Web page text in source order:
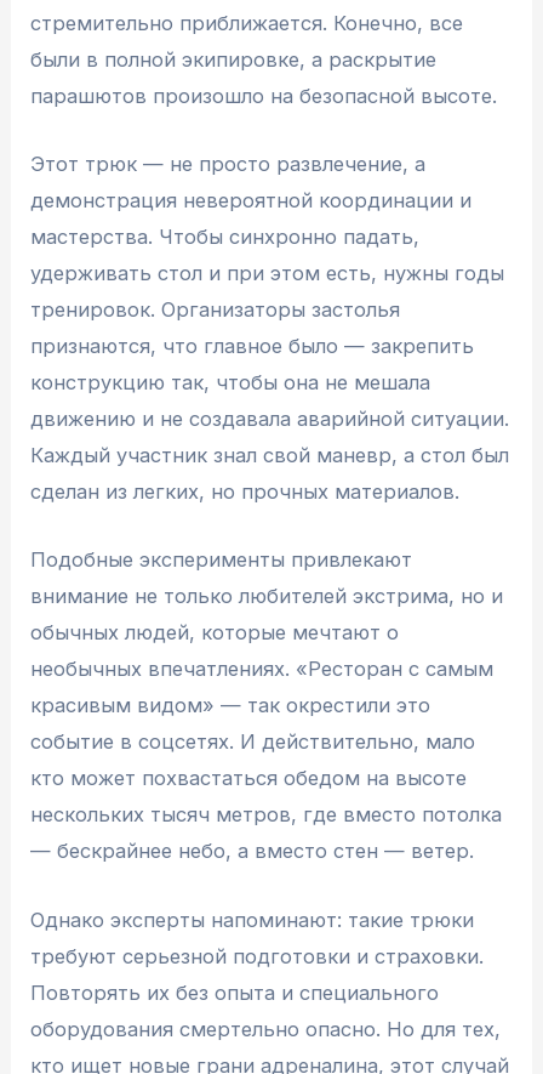
стремительно приближается. Конечно, все
были в полной экипировке, а раскрытие
парашютов произошло на безопасной высоте.
Этот трюк — не просто развлечение, а
демонстрация невероятной координации и
мастерства. Чтобы синхронно падать,
удерживать стол и при этом есть, нужны годы
тренировок. Организаторы застолья
признаются, что главное было — закрепить
конструкцию так, чтобы она не мешала
движению и не создавала аварийной ситуации.
Каждый участник знал свой маневр, а стол был
сделан из легких, но прочных материалов.
Подобные эксперименты привлекают
внимание не только любителей экстрима, но и
обычных людей, которые мечтают о
необычных впечатлениях. «Ресторан с самым
красивым видом» — так окрестили это
событие в соцсетях. И действительно, мало
кто может похвастаться обедом на высоте
нескольких тысяч метров, где вместо потолка
— бескрайнее небо, а вместо стен — ветер.
Однако эксперты напоминают: такие трюки
требуют серьезной подготовки и страховки.
Повторять их без опыта и специального
оборудования смертельно опасно. Но для тех,
кто ищет новые грани адреналина, этот случай